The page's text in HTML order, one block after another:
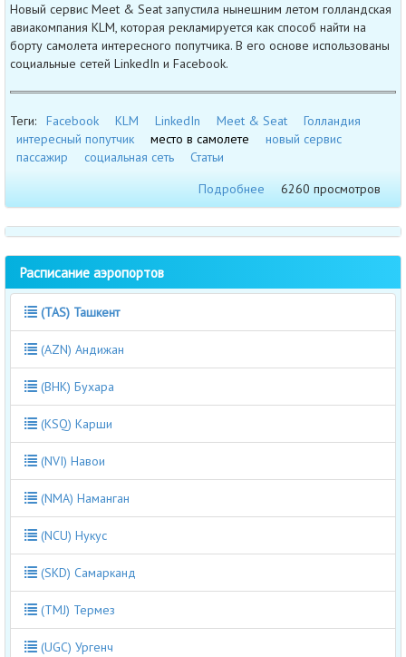
Новый сервис Meet & Seat запустила нынешним летом голландская
авиакомпания KLM, которая рекламируется как способ найти на
борту самолета интересного попутчика. В его основе использованы
социальные сетей LinkedIn и Facebook.
Теги: Facebook KLM LinkedIn Meet & Seat
Голландия
интересный попутчик
место в самолете
новый сервис
пассажир
социальная сеть
Статьи
Подробнее
6260 просмотров
Расписание аэропортов
(TAS) Ташкент
(AZN) Андижан
(BHK) Бухара
(KSQ) Карши
(NVI) Навои
(NMA) Наманган
(NCU) Нукус
(SKD) Самарканд
(TMJ) Термез
(UGC) Ургенч